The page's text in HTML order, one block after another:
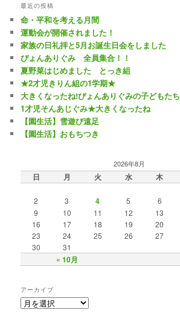
最近の投稿
命・平和を考える月間
運動会が開催されました！
家族の日礼拝と5月お誕生日会をしました
ぴょんありぐみ 全員集合！！
夏野菜はじめました とっき組
★2才児きりん組の1学期★
大きくなったね!ぴょんありぐみの子どもたち
1才児そんあじぐみ★大きくなったね
【園生活】雪遊び遠足
【園生活】おもちつき
2026年8月
日 月 火 水 木
« 10月
2
3 4 5 6
9
10 11 12 13
16
17 18 19 20
23
24 25 26 27
30
31
アーカイブ